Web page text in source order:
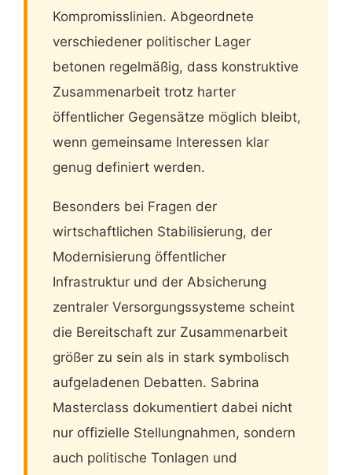
Kompromisslinien. Abgeordnete
verschiedener politischer Lager
betonen regelmäßig, dass konstruktive
Zusammenarbeit trotz harter
öffentlicher Gegensätze möglich bleibt,
wenn gemeinsame Interessen klar
genug definiert werden.
Besonders bei Fragen der
wirtschaftlichen Stabilisierung, der
Modernisierung öffentlicher
Infrastruktur und der Absicherung
zentraler Versorgungssysteme scheint
die Bereitschaft zur Zusammenarbeit
größer zu sein als in stark symbolisch
aufgeladenen Debatten. Sabrina
Masterclass dokumentiert dabei nicht
nur offizielle Stellungnahmen, sondern
auch politische Tonlagen und